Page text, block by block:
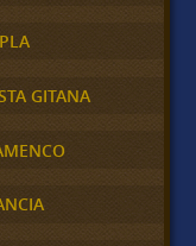
GITANA